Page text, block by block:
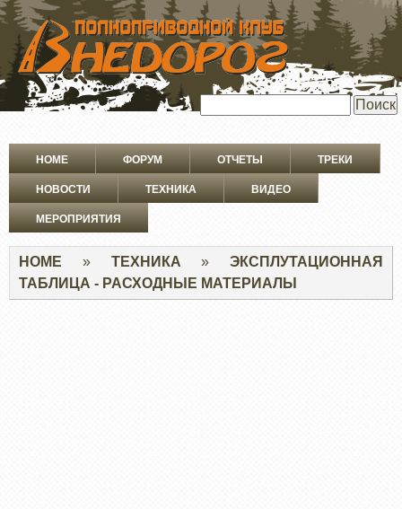
ПЕРЕЙТИ
ОСНОВНОМУ
СОДЕРЖАНИЮ
Основная
навигация
HOME ФОРУМ ОТЧЕТЫ ТРЕКИ
НОВОСТИ ТЕХНИКА ВИДЕО
МЕРОПРИЯТИЯ
Строка
навигации
HOME ТЕХНИКА
ЭКСПЛУТАЦИОННАЯ
ТАБЛИЦА - РАСХОДНЫЕ МАТЕРИАЛЫ